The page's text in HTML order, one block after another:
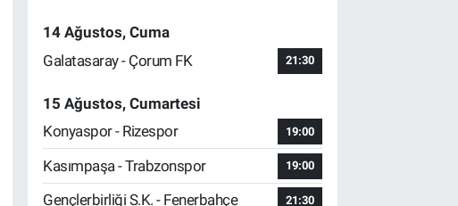
14 Ağustos, Cuma
Galatasaray - Çorum FK
21:30
15 Ağustos, Cumartesi
Konyaspor - Rizespor
19:00
Kasımpaşa - Trabzonspor 19:00
Gençlerbirliği S.K. - Fenerbahçe 21:30